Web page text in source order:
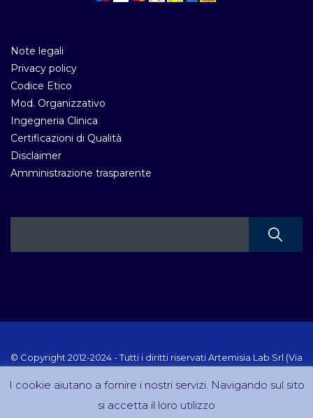
Note legali
Privacy policy
Codice Etico
Mod. Organizzativo
Ingegneria Clinica
Certificazioni di Qualità
Disclaimer
Amministrazione trasparente
© Copyright 2012-2024 - Tutti i diritti riservati Artemisia Lab Srl (Via
DreamCom.it
I cookie aiutano a fornire i nostri servizi. Navigando sul sito
si accetta il loro utilizzo